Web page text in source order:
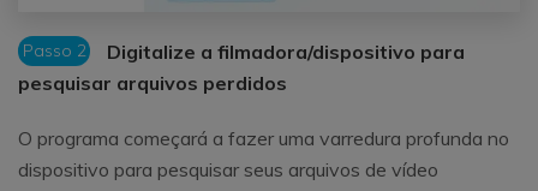
Passo 2
Digitalize a filmadora/dispositivo para
pesquisar arquivos perdidos
O programa começará a fazer uma varredura profunda no
dispositivo para pesquisar seus arquivos de vídeo